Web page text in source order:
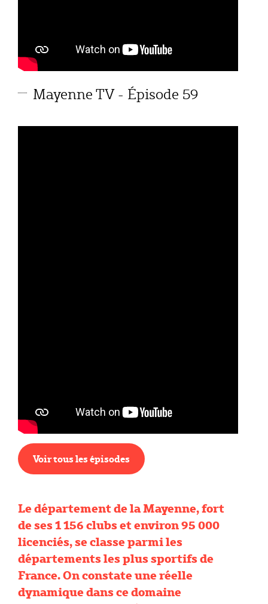
Mayenne TV - Épisode 59
Voir tous les épisodes
Le département de la Mayenne, fort
de ses 1 156 clubs et environ 95 000
licenciés, se classe parmi les
départements les plus sportifs de
France. On constate une réelle
dynamique dans ce domaine